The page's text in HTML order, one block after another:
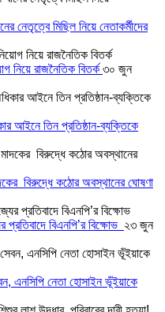
নেতৃত্বে মিছিল নিয়ে নেতাকর্মীদের
নিয়ে রাজনৈতিক বিতর্ক ৩০ জুন
আইনে তিন প্রতিষ্ঠান-ব্যক্তিকে
বিরুদ্ধে কঠোর অবস্থানের ঘোষণা
বিএনপি’র বিক্ষোভ ২৩ জুন
এনসিপি নেতা হোসাইন ভূঁইয়াকে